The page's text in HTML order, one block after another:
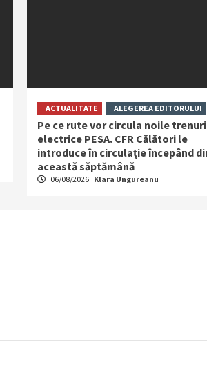
ACTUALITATE ALEGEREA EDITORULUI
Pe ce rute vor circula noile trenuri
electrice PESA. CFR Călători le
introduce în circulație începând
această săptămână
06/08/2026 Klara Ungureanu